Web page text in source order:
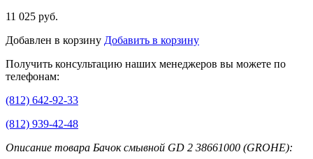
11 025 руб.
Добавлен в корзину Добавить в корзину
Получить консультацию наших менеджеров вы можете по
телефонам:
(812) 642-92-33
(812) 939-42-48
Описание товара Бачок смывной GD 2 38661000 (GROHE):